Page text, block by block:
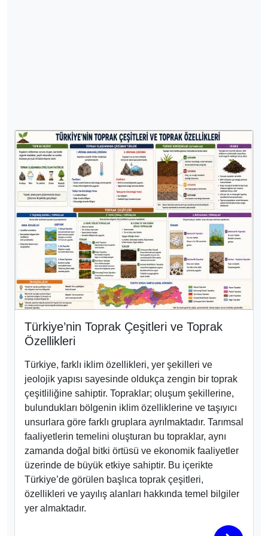
Türkiye’nin Toprak Çeşitleri ve Toprak
Özellikleri
Türkiye, farklı iklim özellikleri, yer şekilleri ve
jeolojik yapısı sayesinde oldukça zengin bir toprak
çeşitliliğine sahiptir. Topraklar; oluşum şekillerine,
bulundukları bölgenin iklim özelliklerine ve taşıyıcı
unsurlara göre farklı gruplara ayrılmaktadır. Tarımsal
faaliyetlerin temelini oluşturan bu topraklar, aynı
zamanda doğal bitki örtüsü ve ekonomik faaliyetler
üzerinde de büyük etkiye sahiptir. Bu içerikte
Türkiye’de görülen başlıca toprak çeşitleri,
özellikleri ve yayılış alanları hakkında temel bilgiler
yer almaktadır.